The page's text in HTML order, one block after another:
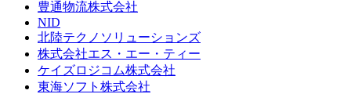
豊通物流株式会社
NID
北陸テクノソリューションズ
株式会社エス・エー・ティー
ケイズロジコム株式会社
東海ソフト株式会社